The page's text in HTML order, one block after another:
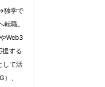
独学で
職。
Web3
援する
して活
、